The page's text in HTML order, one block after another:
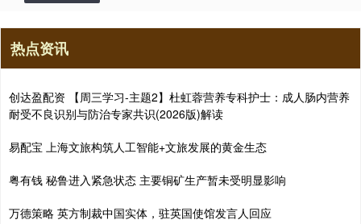
热点资讯
创达盈配资 【周三学习-主题2】杜虹蓉营养专科护士：成人肠内营养
耐受不良识别与防治专家共识(2026版)解读
易配宝 上海文旅构筑人工智能+文旅发展的黄金生态
粤有钱 秘鲁进入紧急状态 主要铜矿生产暂未受明显影响
万德策略 英方制裁中国实体，驻英国使馆发言人回应